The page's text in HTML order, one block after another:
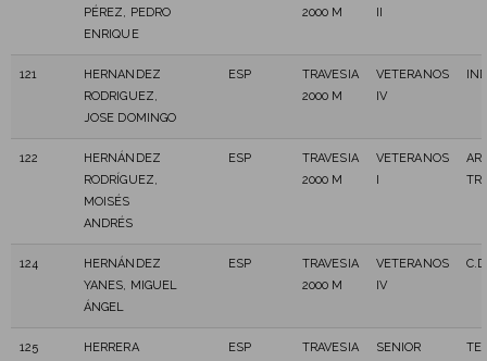
PÉREZ, PEDRO
ENRIQUE
2000 M
121
HERNANDEZ
RODRIGUEZ,
JOSE DOMINGO
ESP
TRAVESIA
2000 M
VETERANOS
IV
122
HERNÁNDEZ
RODRÍGUEZ,
MOISÉS
ANDRÉS
ESP
TRAVESIA
2000 M
VETERANOS
124
HERNÁNDEZ
YANES, MIGUEL
ÁNGEL
ESP
TRAVESIA
2000 M
VETERANOS
IV
125
HERRERA
ESP
TRAVESIA
SENIOR